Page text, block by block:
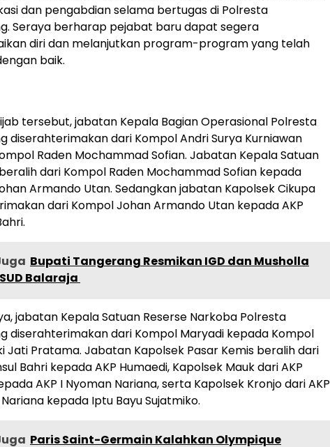
dan pengabdian selama bertugas di Polresta
Seraya berharap pejabat baru dapat segera
diri dan melanjutkan program-program yang telah
baik.
tersebut, jabatan Kepala Bagian Operasional Polresta
diserahterimakan dari Kompol Andri Surya Kurniawan
Raden Mochammad Sofian. Jabatan Kepala Satuan
dari Kompol Raden Mochammad Sofian kepada
Armando Utan. Sedangkan jabatan Kapolsek Cikupa
dari Kompol Johan Armando Utan kepada AKP
Bupati Tangerang Resmikan IGD dan Musholla
Balaraja
jabatan Kepala Satuan Reserse Narkoba Polresta
diserahterimakan dari Kompol Maryadi kepada Kompol
Jati Pratama. Jabatan Kapolsek Pasar Kemis beralih dari
Bahri kepada AKP Humaedi, Kapolsek Mauk dari AKP
AKP I Nyoman Nariana, serta Kapolsek Kronjo dari AKP
kepada Iptu Bayu Sujatmiko.
Paris Saint-Germain Kalahkan Olympique